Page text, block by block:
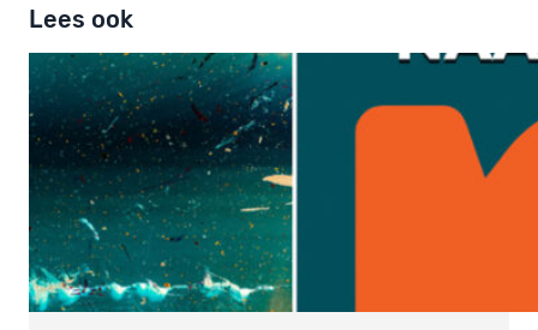
Lees ook